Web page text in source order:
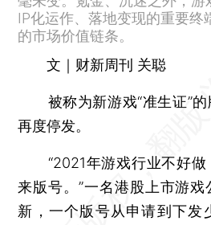
IP化运作、落地变现的重要终
的市场价值链条。
文｜财新周刊 关聪
被称为新游戏“准生证”的
再度停发。
“2021年游戏行业不好做
来版号。”一名港股上市游
新，一个版号从申请到下发